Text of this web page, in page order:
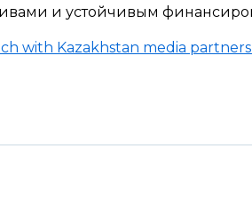
и устойчивым
with Kazakhstan media